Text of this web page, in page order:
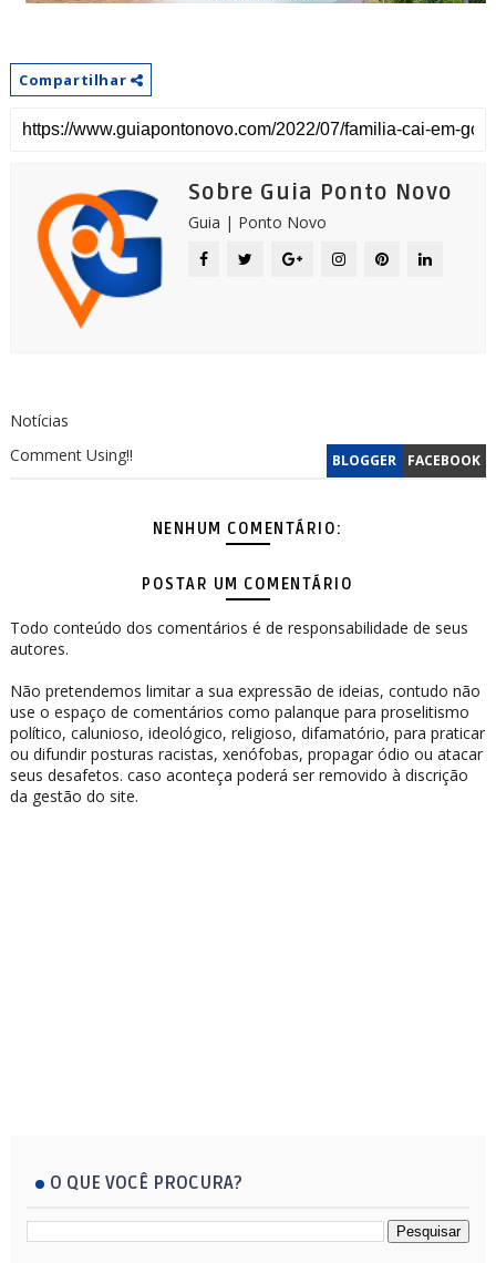
Compartilhar
Sobre Guia Ponto Novo
Guia | Ponto Novo
Notícias
BLOGGER FACEBOOK
Comment Using!!
NENHUM COMENTÁRIO:
POSTAR UM COMENTÁRIO
Todo conteúdo dos comentários é de responsabilidade de seus
autores.
Não pretendemos limitar a sua expressão de ideias, contudo não
use o espaço de comentários como palanque para proselitismo
político, calunioso, ideológico, religioso, difamatório, para praticar
ou difundir posturas racistas, xenófobas, propagar ódio ou atacar
seus desafetos. caso aconteça poderá ser removido à discrição
da gestão do site.
O QUE VOCÊ PROCURA?